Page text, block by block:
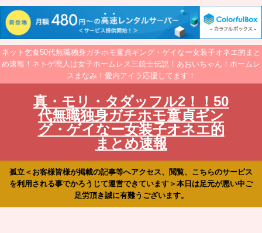
ネット乞食50代無職独身ガチホモ童貞ギング・ゲイなー女装子オネエ的まと
め速報！ネトゲ廃人は女子ホームレス三銃士伝説！あおいちゃん！ホームレ
スまなみ！愛内アイラ応援してます！
真・モリ・タダッフル2！！50
代無職独身ガチホモ童貞ギン
グ・ゲイなー女装子オネエ的
まとめ速報
孤立＜お客様皆様が掲載の記事等へアクセス、閲覧、こちらのサービス
を利用される事でかろうじて運営できています＞本日は足元が悪い中ご
足労頂き誠に有難うございます。